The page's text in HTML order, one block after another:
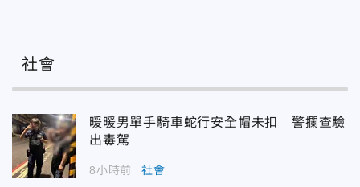
社會
暖暖男單手騎車蛇行安全帽未扣 警攔查驗
出毒駕
8小時前 社會